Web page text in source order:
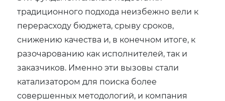
традиционного подхода неизбежно вели к
перерасходу бюджета, срыву сроков,
снижению качества и, в конечном итоге, к
разочарованию как исполнителей, так и
заказчиков. Именно эти вызовы стали
катализатором для поиска более
совершенных методологий, и компания